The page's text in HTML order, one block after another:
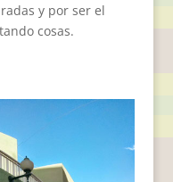
y por ser el
cosas.